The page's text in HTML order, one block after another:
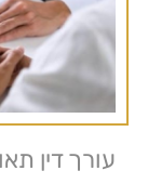
עורך דין